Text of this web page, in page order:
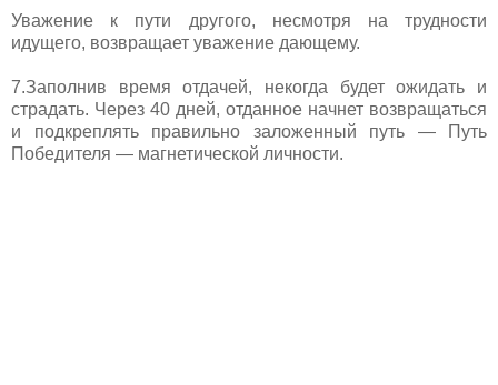
Уважение к пути другого, несмотря на трудности
идущего, возвращает уважение дающему.
7.Заполнив время отдачей, некогда будет ожидать и
страдать. Через 40 дней, отданное начнет возвращаться
и подкреплять правильно заложенный путь — Путь
Победителя — магнетической личности.